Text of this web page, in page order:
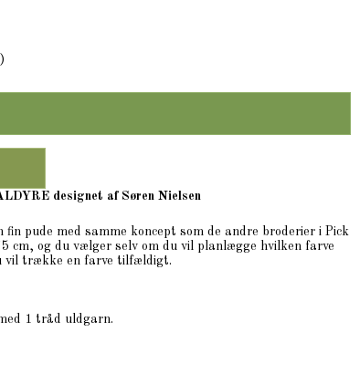
designet af Søren Nielsen
pude med samme koncept som de andre broderier i Pick
cm, og du vælger selv om du vil planlægge hvilken farve
vil trække en farve tilfældigt.
1 tråd uldgarn.